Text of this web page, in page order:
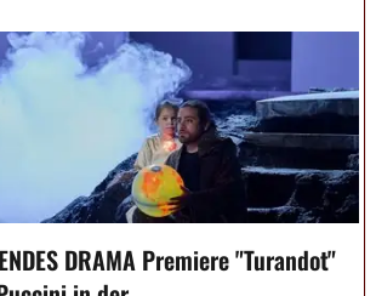
DRAMA Premiere "Turandot"